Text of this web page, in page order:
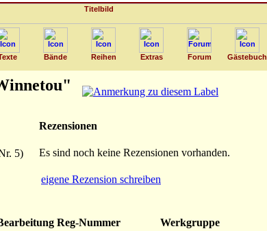
Bände Reihen Extras Forum Gästebuch
5)
Rezensionen
Es sind noch keine Rezensionen vorhanden.
eigene Rezension schreiben
Reg-Nummer
Werkgruppe